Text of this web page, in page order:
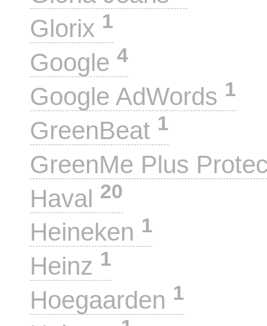
Glorix 1
Google 4
Google AdWords 1
GreenBeat 1
GreenMe Plus
Haval 20
Heineken 1
Heinz 1
Hoegaarden 1